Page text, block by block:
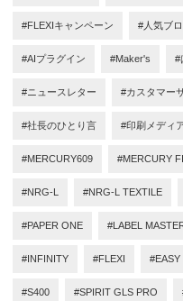
#FLEXIキャンペーン #人気ブ
#AIプラグイン #Maker's #
#ニュースレター #カスタマー
#社長のひとり言 #印刷メディ
#MERCURY609 #MERCURY
#NRG-L #NRG-L TEXTILE
#PAPER ONE #LABEL
#INFINITY #FLEXI #EASY
#S400 #SPIRIT GLS PRO